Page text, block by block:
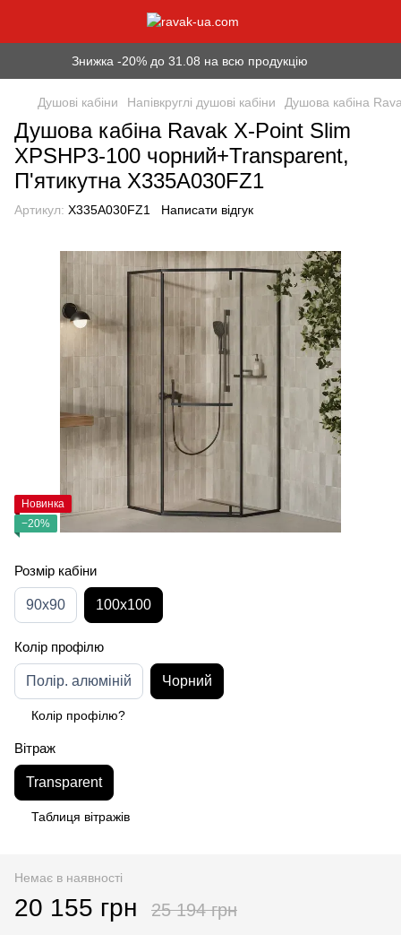
Знижка -20% до 31.08 на всю продукцію
Душові кабіни Напівкруглі душові кабіни Душова кабіна
Душова кабіна Ravak Х-Point Slim
XPSHP3-100 чорний+Transparent,
П'ятикутна X335A030FZ1
Артикул: X335A030FZ1 Написати відгук
Новинка
−20%
Розмір кабіни
90x90 100х100
Колір профілю
Полір. алюміній Чорний
Колір профілю?
Вітраж
Transparent
Таблиця вітражів
Немає в наявності
20 155 грн 25 194 грн